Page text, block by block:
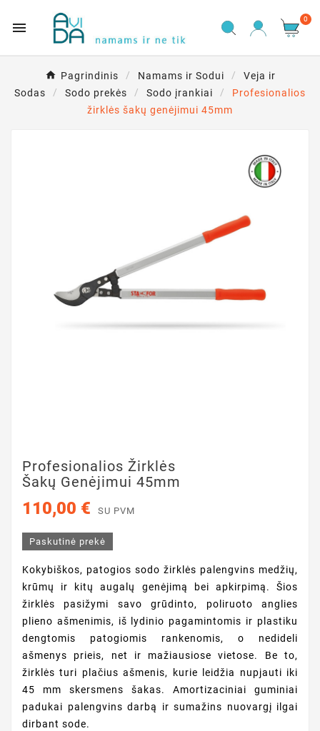

0
Pagrindinis Namams ir Sodui
Veja ir
Sodas
Sodo prekės Sodo įrankiai
Profesionalios
žirklės šakų genėjimui 45mm
Profesionalios Žirklės
Šakų Genėjimui 45mm
110,00 € SU PVM
Paskutinė prekė
Kokybiškos, patogios sodo žirklės palengvins medžių,
krūmų ir kitų augalų genėjimą bei apkirpimą. Šios
žirklės pasižymi savo grūdinto, poliruoto anglies
plieno ašmenimis, iš lydinio pagamintomis ir plastiku
dengtomis patogiomis rankenomis, o nedideli
ašmenys prieis, net ir mažiausiose vietose. Be to,
žirklės turi plačius ašmenis, kurie leidžia nupjauti iki
45 mm skersmens šakas. Amortizaciniai guminiai
padukai palengvins darbą ir sumažins nuovargį ilgai
dirbant sode.